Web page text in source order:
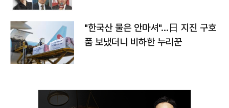
"한국산 물은 안마셔"…日 지진 구호
품 보냈더니 비하한 누리꾼